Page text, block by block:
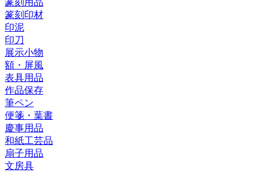
篆刻印材
印泥
印刀
展示小物
額・屏風
表具用品
作品保存
筆ペン
便箋・葉書
慶事用品
和紙工芸品
扇子用品
文房具